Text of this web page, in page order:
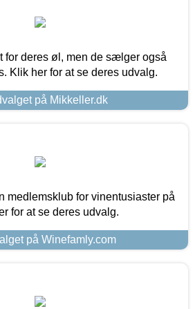
for deres øl, men de sælger også
Klik her for at se deres udvalg.
på Mikkeller.dk
medlemsklub for vinentusiaster på
for at se deres udvalg.
på Winefamly.com